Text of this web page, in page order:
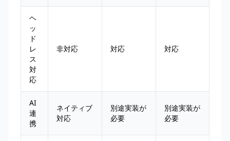
ヘ
ッ
ド
レ
ス
対
応
非対応 対応 対応
AI
連
携
ネイティブ
対応
別途実装が
必要
別途実装が
必要